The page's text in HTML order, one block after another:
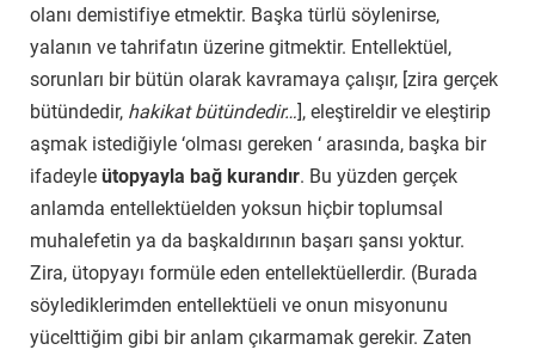
olanı demistifiye etmektir. Başka türlü söylenirse,
yalanın ve tahrifatın üzerine gitmektir. Entellektüel,
sorunları bir bütün olarak kavramaya çalışır, [zira gerçek
bütündedir, hakikat bütündedir…], eleştireldir ve eleştirip
aşmak istediğiyle ‘olması gereken ‘ arasında, başka bir
ifadeyle ütopyayla bağ kurandır. Bu yüzden gerçek
anlamda entellektüelden yoksun hiçbir toplumsal
muhalefetin ya da başkaldırının başarı şansı yoktur.
Zira, ütopyayı formüle eden entellektüellerdir. (Burada
söylediklerimden entellektüeli ve onun misyonunu
yücelttiğim gibi bir anlam çıkarmamak gerekir. Zaten